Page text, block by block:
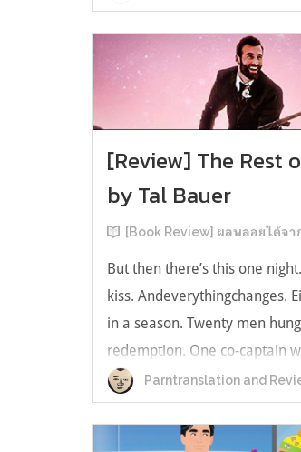
[Review] The Rest
by Tal Bauer
[Book Review] ผลพลอยได้จากอาการ book
But then there’s this one
kiss. Andeverythingchanges.
in a season. Twenty men
redemption. One co-captain
forever. This is the rest of the
แบบฟีลกู้ดติดๆ กันแล้ว เลยอยา
ทรวงในชีวิตบ้าง (หาเรื่อง!) เล่ม
Parntranslation and